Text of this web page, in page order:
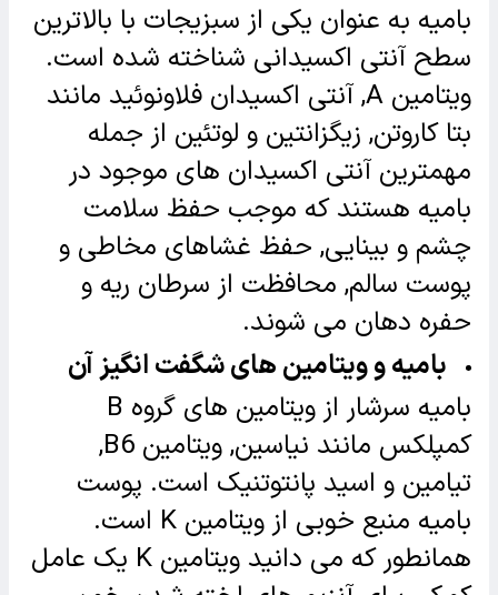
بامیه به عنوان یکی از سبزیجات با بالاترین
سطح آنتی اکسیدانی شناخته شده است.
ویتامین A, آنتی اکسیدان فلاونوئید مانند
بتا کاروتن, زیگزانتین و لوتئین از جمله
مهمترین آنتی اکسیدان های موجود در
بامیه هستند که موجب حفظ سلامت
چشم و بینایی, حفظ غشاهای مخاطی و
پوست سالم, محافظت از سرطان ریه و
حفره دهان می شوند.
بامیه و ویتامین های شگفت انگیز آن
بامیه سرشار از ویتامین های گروه B
کمپلکس مانند نیاسین, ویتامین B6,
تیامین و اسید پانتوتنیک است. پوست
بامیه منبع خوبی از ویتامین K است.
همانطور که می دانید ویتامین K یک عامل